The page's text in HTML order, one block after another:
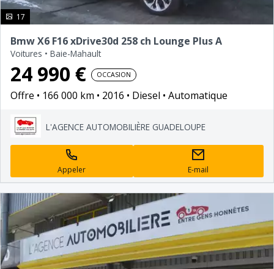
17 photo(s)
Bmw X6 F16 xDrive30d 258 ch Lounge Plus A
Voitures • Baie-Mahault
24 990 € OCCASION
Offre 166 000 km 2016 Diesel Automatique
L'AGENCE AUTOMOBILIÈRE GUADELOUPE
Appeler E-mail